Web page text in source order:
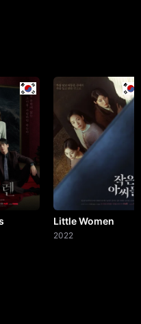
Little Women
2022